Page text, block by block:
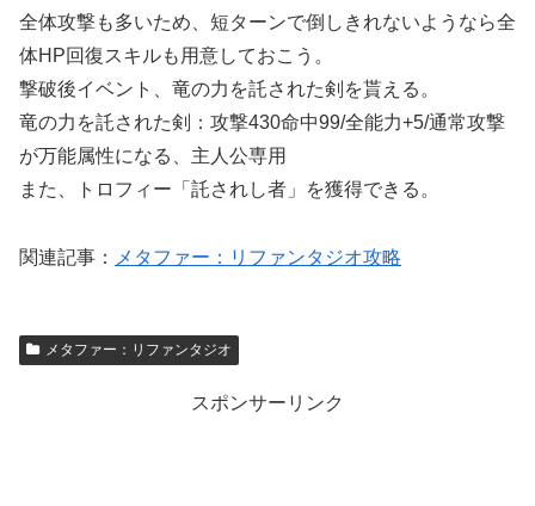
全体攻撃も多いため、短ターンで倒しきれないようなら全
体HP回復スキルも用意しておこう。
撃破後イベント、竜の力を託された剣を貰える。
竜の力を託された剣：攻撃430命中99/全能力+5/通常攻撃
が万能属性になる、主人公専用
また、トロフィー「託されし者」を獲得できる。
関連記事： メタファー：リファンタジオ攻略
メタファー：リファンタジオ
スポンサーリンク